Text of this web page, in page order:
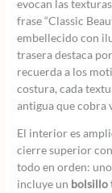
evocan las
frase “Classic
embellecido con
trasera destaca
recuerda a los
costura, cada
antigua que cobra
El interior es
cierre superior
todo en orden:
incluye un bolsillo